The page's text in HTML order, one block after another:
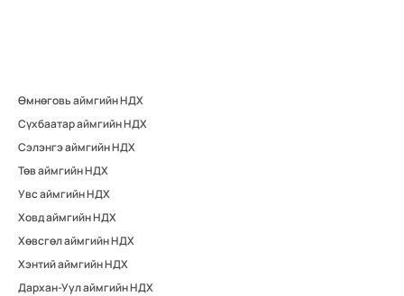
Өмнөговь аймгийн НДХ
Сүхбаатар аймгийн НДХ
Сэлэнгэ аймгийн НДХ
Төв аймгийн НДХ
Увс аймгийн НДХ
Ховд аймгийн НДХ
Хөвсгөл аймгийн НДХ
Хэнтий аймгийн НДХ
Дархан-Уул аймгийн НДХ